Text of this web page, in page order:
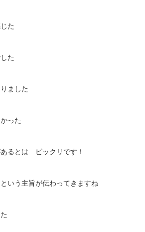
た
た
ました
った
るとは ビックリです！
いう主旨が伝わってきますね